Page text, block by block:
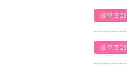
岐阜支部
岐阜支部